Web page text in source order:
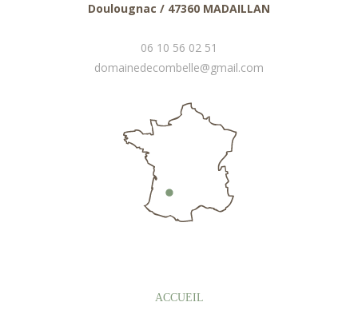
Doulougnac / 47360 MADAILLAN
06 10 56 02 51
domainedecombelle@gmail.com
ACCUEIL